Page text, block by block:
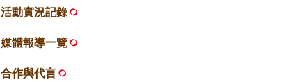
活動實況記錄
媒體報導一覽
合作與代言